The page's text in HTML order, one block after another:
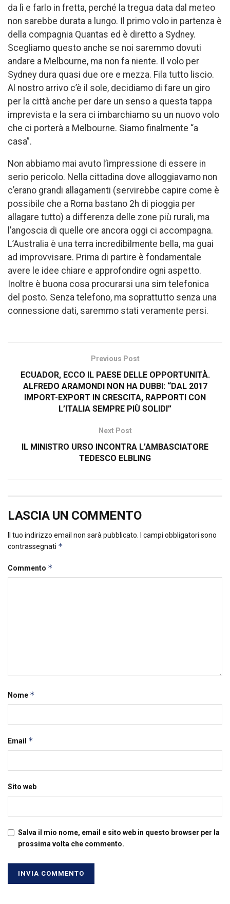
da lì e farlo in fretta, perché la tregua data dal meteo
non sarebbe durata a lungo. Il primo volo in partenza è
della compagnia Quantas ed è diretto a Sydney.
Scegliamo questo anche se noi saremmo dovuti
andare a Melbourne, ma non fa niente. Il volo per
Sydney dura quasi due ore e mezza. Fila tutto liscio.
Al nostro arrivo c’è il sole, decidiamo di fare un giro
per la città anche per dare un senso a questa tappa
imprevista e la sera ci imbarchiamo su un nuovo volo
che ci porterà a Melbourne. Siamo finalmente “a
casa”.
Non abbiamo mai avuto l’impressione di essere in
serio pericolo. Nella cittadina dove alloggiavamo non
c’erano grandi allagamenti (servirebbe capire come è
possibile che a Roma bastano 2h di pioggia per
allagare tutto) a differenza delle zone più rurali, ma
l’angoscia di quelle ore ancora oggi ci accompagna.
L’Australia è una terra incredibilmente bella, ma guai
ad improvvisare. Prima di partire è fondamentale
avere le idee chiare e approfondire ogni aspetto.
Inoltre è buona cosa procurarsi una sim telefonica
del posto. Senza telefono, ma soprattutto senza una
connessione dati, saremmo stati veramente persi.
Previous Post
ECUADOR, ECCO IL PAESE DELLE OPPORTUNITÀ.
ALFREDO ARAMONDI NON HA DUBBI: “DAL 2017
IMPORT-EXPORT IN CRESCITA, RAPPORTI CON
L’ITALIA SEMPRE PIÙ SOLIDI”
Next Post
IL MINISTRO URSO INCONTRA L’AMBASCIATORE
TEDESCO ELBLING
LASCIA UN COMMENTO
Il tuo indirizzo email non sarà pubblicato.
I campi obbligatori sono
contrassegnati *
Commento *
Nome *
Email *
Sito web
Salva il mio nome, email e sito web in questo browser per la
prossima volta che commento.